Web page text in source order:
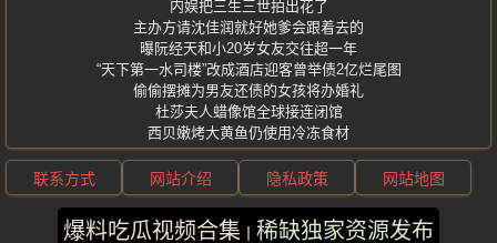
内娱把三生三世拍出花了
主办方请沈佳润就好她爹会跟着去的
曝阮经天和小20岁女友交往超一年
“天下第一水司楼”改成酒店迎客曾举债2亿烂尾图
偷偷摆摊为男友还债的女孩将办婚礼
杜莎夫人蜡像馆全球接连闭馆
西贝嫩烤大黄鱼仍使用冷冻食材
爆料吃瓜视频合集 稀缺独家资源发布
联系方式 网站介绍 隐私政策 网站地图
版权所有 ©2025 91视频 保留所有权利